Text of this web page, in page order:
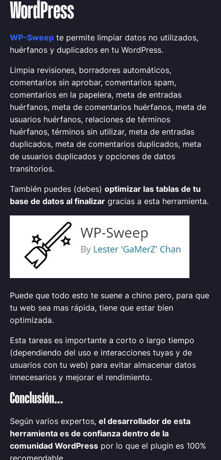
WordPress
WP-Sweep te permite limpiar datos no utilizados,
huérfanos y duplicados en tu WordPress.
Limpia revisiones, borradores automáticos,
comentarios sin aprobar, comentarios spam,
comentarios en la papelera, meta de entradas
huérfanos, meta de comentarios huérfanos, meta de
usuarios huérfanos, relaciones de términos
huérfanos, términos sin utilizar, meta de entradas
duplicados, meta de comentarios duplicados, meta
de usuarios duplicados y opciones de datos
transitorios.
También puedes (debes) optimizar las tablas de tu
base de datos al finalizar gracias a esta herramienta.
Puede que todo esto te suene a chino pero, para que
tu web sea mas rápida, tiene que estar bien
optimizada.
Esta tareas es importante a corto o largo tiempo
(dependiendo del uso e interacciones tuyas y de
usuarios con tu web) para evitar almacenar datos
innecesarios y mejorar el rendimiento.
Conclusión...
Según varios expertos, el desarrollador de esta
herramienta es de confianza dentro de la
comunidad WordPress por lo que el plugin es 100%
recomendable.